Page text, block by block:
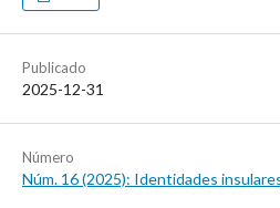
Publicado
2025-12-31
Número
Núm. 16 (2025): Identidades